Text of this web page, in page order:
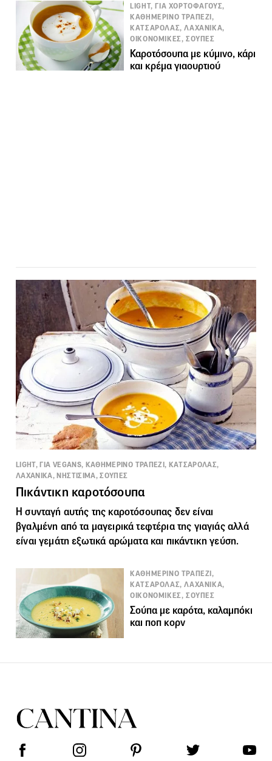
LIGHT, ΓΙΑ ΧΟΡΤΟΦΑΓΟΥΣ,
ΚΑΘΗΜΕΡΙΝΟ ΤΡΑΠΕΖΙ,
ΚΑΤΣΑΡΟΛΑΣ, ΛΑΧΑΝΙΚΑ,
ΟΙΚΟΝΟΜΙΚΕΣ, ΣΟΥΠΕΣ
Καροτόσουπα με κύμινο, κάρι
και κρέμα γιαουρτιού
LIGHT, ΓΙΑ VEGANS, ΚΑΘΗΜΕΡΙΝΟ ΤΡΑΠΕΖΙ, ΚΑΤΣΑΡΟΛΑΣ,
ΛΑΧΑΝΙΚΑ, ΝΗΣΤΙΣΙΜΑ, ΣΟΥΠΕΣ
Πικάντικη καροτόσουπα
Η συνταγή αυτής της καροτόσουπας δεν είναι
βγαλμένη από τα μαγειρικά τεφτέρια της γιαγιάς αλλά
είναι γεμάτη εξωτικά αρώματα και πικάντικη γεύση.
ΚΑΘΗΜΕΡΙΝΟ ΤΡΑΠΕΖΙ,
ΚΑΤΣΑΡΟΛΑΣ, ΛΑΧΑΝΙΚΑ,
ΟΙΚΟΝΟΜΙΚΕΣ, ΣΟΥΠΕΣ
Σούπα με καρότα, καλαμπόκι
και ποπ κορν